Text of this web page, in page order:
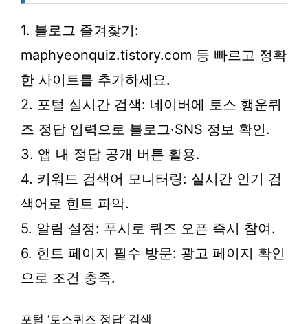
1. 블로그 즐겨찾기:
maphyeonquiz.tistory.com 등 빠르고 정확
한 사이트를 추가하세요.
2. 포털 실시간 검색: 네이버에 토스 행운퀴
즈 정답 입력으로 블로그·SNS 정보 확인.
3. 앱 내 정답 공개 버튼 활용.
4. 키워드 검색어 모니터링: 실시간 인기 검
색어로 힌트 파악.
5. 알림 설정: 푸시로 퀴즈 오픈 즉시 참여.
6. 힌트 페이지 필수 방문: 광고 페이지 확인
으로 조건 충족.
포털 ‘토스퀴즈 정답’ 검색